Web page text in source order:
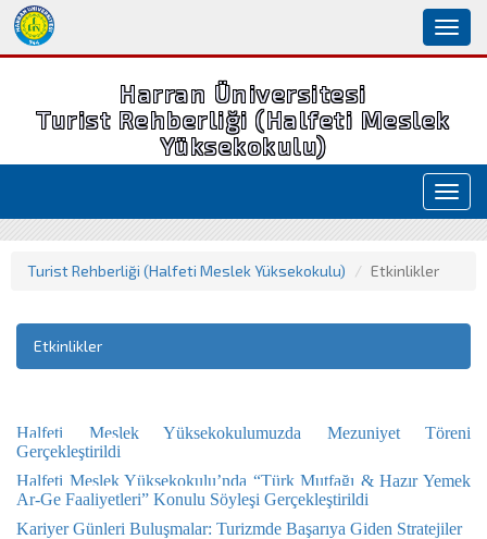
Harran Üniversitesi
Turist Rehberliği (Halfeti Meslek
Yüksekokulu)
Turist Rehberliği (Halfeti Meslek Yüksekokulu) Etkinlikler
Etkinlikler
Halfeti Meslek Yüksekokulumuzda Mezuniyet Töreni
Gerçekleştirildi
Halfeti Meslek Yüksekokulu’nda “Türk Mutfağı & Hazır Yemek
Ar-Ge Faaliyetleri” Konulu Söyleşi Gerçekleştirildi
Kariyer Günleri Buluşmalar: Turizmde Başarıya Giden Stratejiler